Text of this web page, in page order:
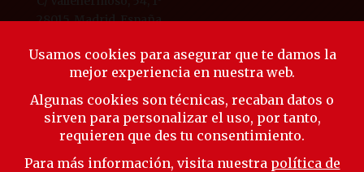
28015, Madrid, España
laliga@ligaeducacion.org
© Liga Educación 2025 |Aviso Legal|Política de
Privacidad|Política de Cookies
Síguenos